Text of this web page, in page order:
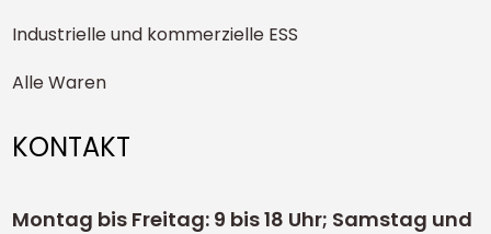
Industrielle und kommerzielle ESS
Alle Waren
KONTAKT
Montag bis Freitag: 9 bis 18 Uhr; Samstag und